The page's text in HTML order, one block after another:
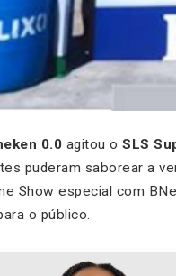
0.0 agitou o SLS
puderam saborear a
Show especial com
o público.